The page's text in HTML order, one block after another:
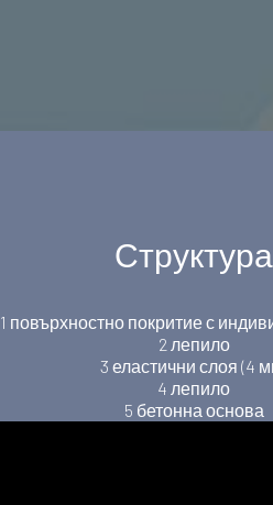
Структура
1 повърхностно покритие с
2 лепило
3 еластични слоя (4
4 лепило
5 бетонна основа